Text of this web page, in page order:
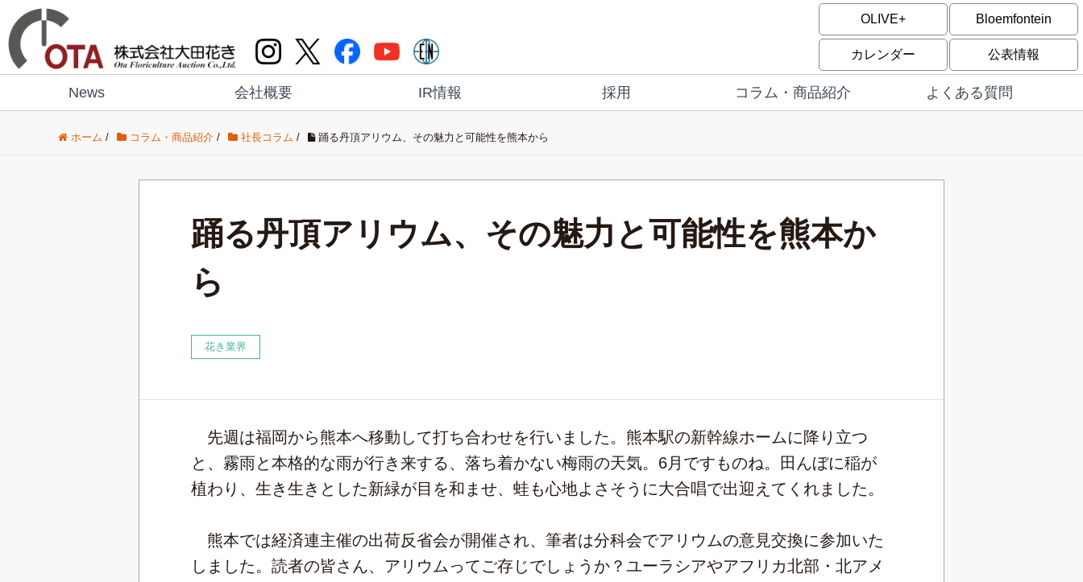
OLIVE+ Bloemfontein
カレンダー 公表情報
News 会社概要 IR情報 採用 コラム・商品紹介 よくある質問
ホーム / コラム・商品紹介 / 社長コラム / 踊る丹頂アリウム、その魅力と可能性を熊本から
踊る丹頂アリウム、その魅力と可能性を熊本か
ら
花き業界
先週は福岡から熊本へ移動して打ち合わせを行いました。熊本駅の新幹線ホームに降り立つ
と、霧雨と本格的な雨が行き来する、落ち着かない梅雨の天気。6月ですものね。田んぼに稲が
植わり、生き生きとした新緑が目を和ませ、蛙も心地よさそうに大合唱で出迎えてくれました。
熊本では経済連主催の出荷反省会が開催され、筆者は分科会でアリウムの意見交換に参加いた
しました。読者の皆さん、アリウムってご存じでしょうか？ユーラシアやアフリカ北部・北アメ